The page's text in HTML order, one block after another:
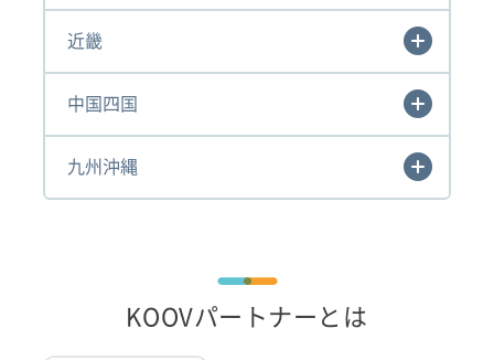
近畿
中国四国
九州沖縄
KOOVパートナーとは